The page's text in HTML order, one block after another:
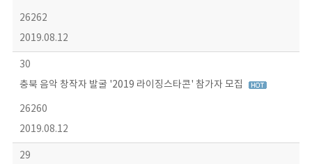
26262
2019.08.12
30
충북 음악 창작자 발굴 '2019 라이징스타콘' 참가자 모집
26260
2019.08.12
29